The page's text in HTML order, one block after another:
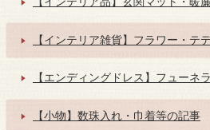
【インテリア雑貨】フラワー・テ
【エンディングドレス】フューネ
【小物】数珠入れ・巾着等の記事